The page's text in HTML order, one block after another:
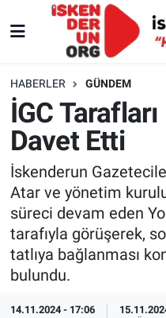
HABERLER GÜNDEM
İGC
Davet Etti
İskenderun
Atar ve yönetim
süreci devam eden
tarafıyla görüşerek,
tatlıya bağlanması
bulundu.
14.11.2024 - 17:06